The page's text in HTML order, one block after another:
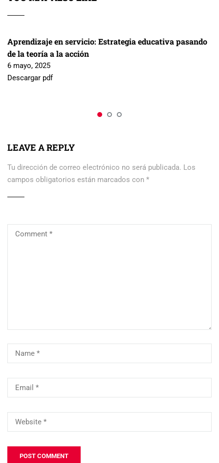
Aprendizaje en servicio: Estrategia educativa pasando
de la teoría a la acción
6 mayo, 2025
Descargar pdf
LEAVE A REPLY
Tu dirección de correo electrónico no será publicada. Los
campos obligatorios están marcados con *